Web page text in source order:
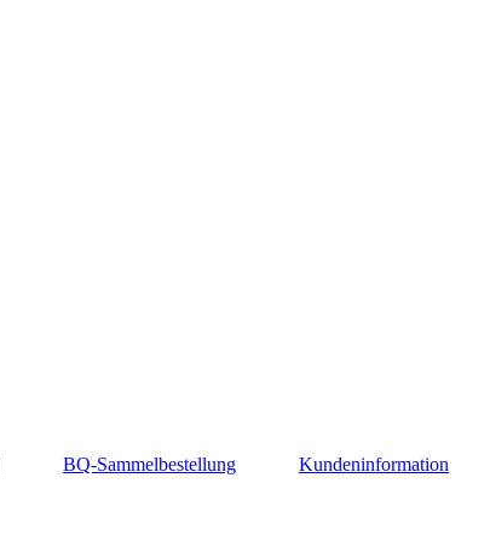
BQ-Sammelbestellung Kundeninformation